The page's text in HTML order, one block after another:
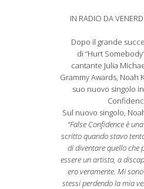
IN RADIO DA
Dopo il grande
di “Hurt
cantante Julia
Grammy Awards, Noah
suo nuovo singolo
Sul nuovo singolo,
“False Confidence è
scritto quando stavo
di diventare quello che
essere un artista, a
ero veramente. Mi
stessi perdendo la mia